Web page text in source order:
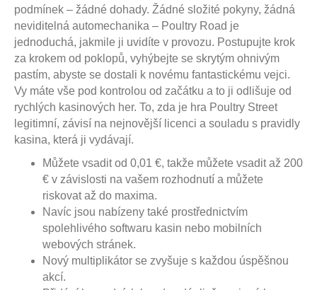
podmínek – žádné dohady. Žádné složité pokyny, žádná
neviditelná automechanika – Poultry Road je
jednoduchá, jakmile ji uvidíte v provozu. Postupujte krok
za krokem od poklopů, vyhýbejte se skrytým ohnivým
pastím, abyste se dostali k novému fantastickému vejci.
Vy máte vše pod kontrolou od začátku a to ji odlišuje od
rychlých kasinových her. To, zda je hra Poultry Street
legitimní, závisí na nejnovější licenci a souladu s pravidly
kasina, která ji vydávají.
Můžete vsadit od 0,01 €, takže můžete vsadit až 200
€ v závislosti na vašem rozhodnutí a můžete
riskovat až do maxima.
Navíc jsou nabízeny také prostřednictvím
spolehlivého softwaru kasin nebo mobilních
webových stránek.
Nový multiplikátor se zvyšuje s každou úspěšnou
akcí.